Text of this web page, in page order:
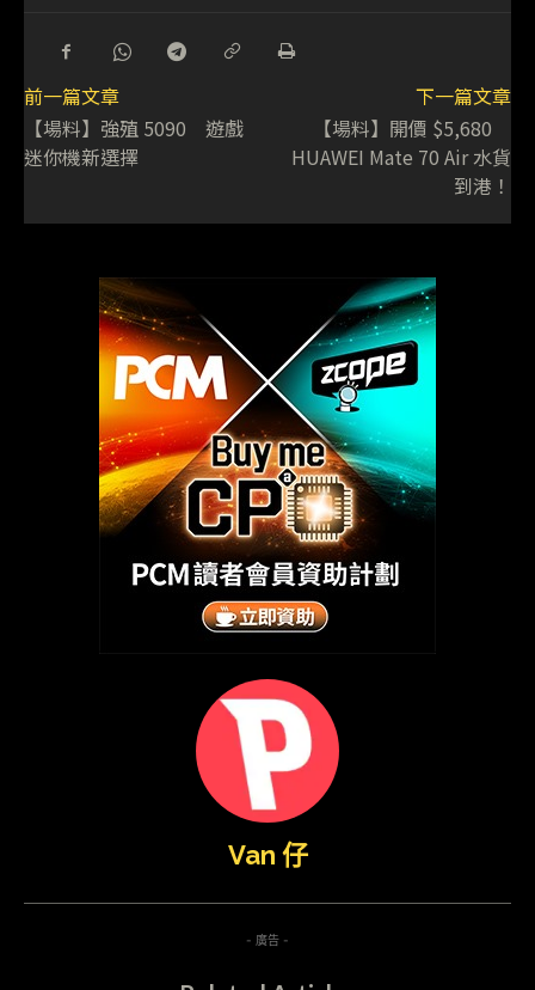
前一篇文章
【場料】強殖 5090 遊戲
迷你機新選擇
下一篇文章
【場料】開價 $5,680
HUAWEI Mate 70 Air 水貨
到港！
Van 仔
- 廣告 -